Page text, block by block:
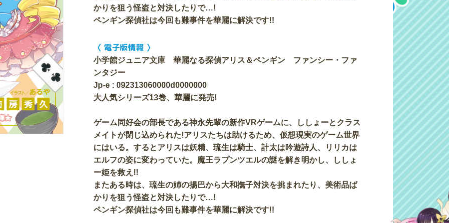
かりを狙う怪盗と対決したりで…!
ペンギン探偵社は今回も難事件を華麗に解決です!!
〈 電子版情報 〉
小学館ジュニア文庫 華麗なる探偵アリス＆ペンギン ファンシー・ファ
ンタジー
Jp-e : 092313060000d0000000
大人気シリーズ13巻、華麗に発売!
ゲーム同好会の部長である神永先輩の新作VRゲームに、ししょーとクラス
メイトが閉じ込められた!アリスたちは助けるため、仮想現実のゲーム世界
にはいる。するとアリスは妖精、琉生は騎士、計太は吟遊詩人、リリカは
エルフの姿に変わっていた。魔王ラプンツエルの謎を解き明かし、ししょ
ー姫を救え!!
またある時は、琉生の姉の揚巴から大和撫子対決を挑まれたり、美術品ば
かりを狙う怪盗と対決したりで…!
ペンギン探偵社は今回も難事件を華麗に解決です!!